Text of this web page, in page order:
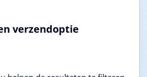
verzendoptie